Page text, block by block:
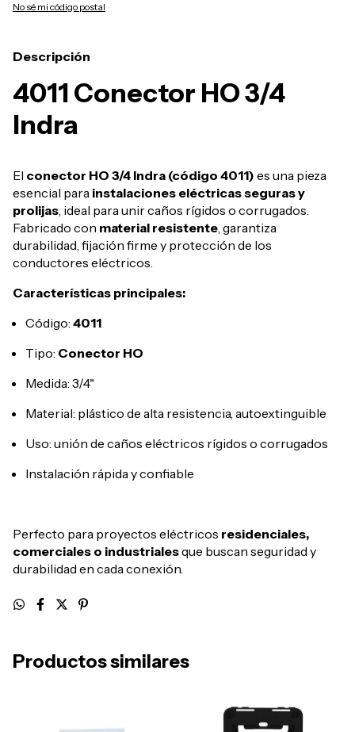
No sé mi código postal
Descripción
4011 Conector HO 3/4
Indra
El conector HO 3/4 Indra (código 4011) es una pieza
esencial para instalaciones eléctricas seguras y
prolijas, ideal para unir caños rígidos o corrugados.
Fabricado con material resistente, garantiza
durabilidad, fijación firme y protección de los
conductores eléctricos.
Características principales:
Código: 4011
Tipo: Conector HO
Medida: 3/4"
Material: plástico de alta resistencia, autoextinguible
Uso: unión de caños eléctricos rígidos o corrugados
Instalación rápida y confiable
Perfecto para proyectos eléctricos residenciales,
comerciales o industrialesque buscan seguridad y
durabilidad en cada conexión.
Productos similares